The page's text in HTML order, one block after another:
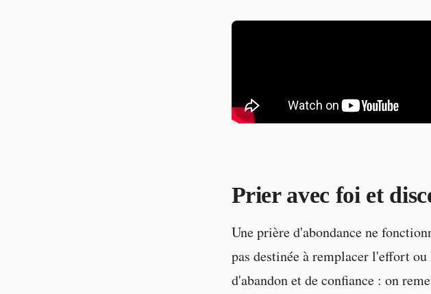
Prier avec foi et
Une prière d'abondance ne
pas destinée à remplacer l'effort
d'abandon et de confiance : on